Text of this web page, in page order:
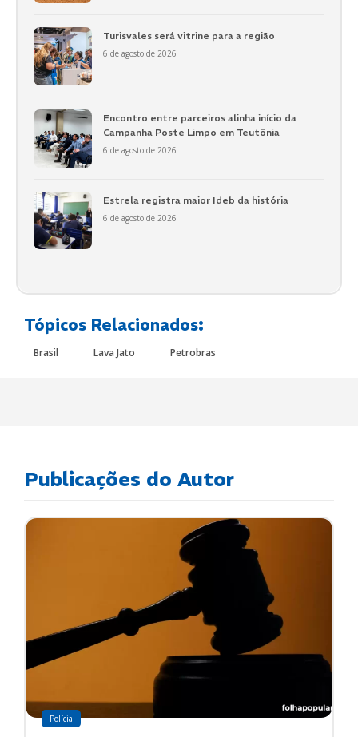
Turisvales será vitrine para a região
6 de agosto de 2026
Encontro entre parceiros alinha início da
Campanha Poste Limpo em Teutônia
6 de agosto de 2026
Estrela registra maior Ideb da história
6 de agosto de 2026
Tópicos Relacionados:
Brasil Lava Jato Petrobras
Publicações do Autor
Polícia